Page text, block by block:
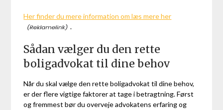
Her finder du mere information om læs mere her
.
Sådan vælger du den rette
boligadvokat til dine behov
Når du skal vælge den rette boligadvokat til dine behov,
er der flere vigtige faktorer at tage i betragtning. Først
og fremmest bør du overveje advokatens erfaring og